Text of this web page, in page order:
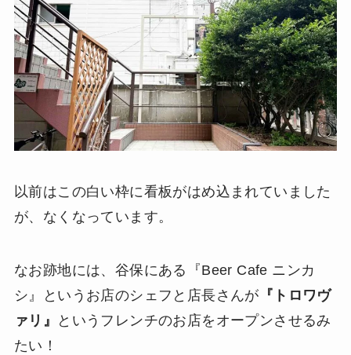
以前はこの白い枠に看板がはめ込まれていました
が、なくなっています。
なお跡地には、谷保にある『Beer Cafe ニンカ
シ』というお店のシェフと店長さんが 『トロワヴ
ァリ』
というフレンチのお店をオープンさせるみ
たい！